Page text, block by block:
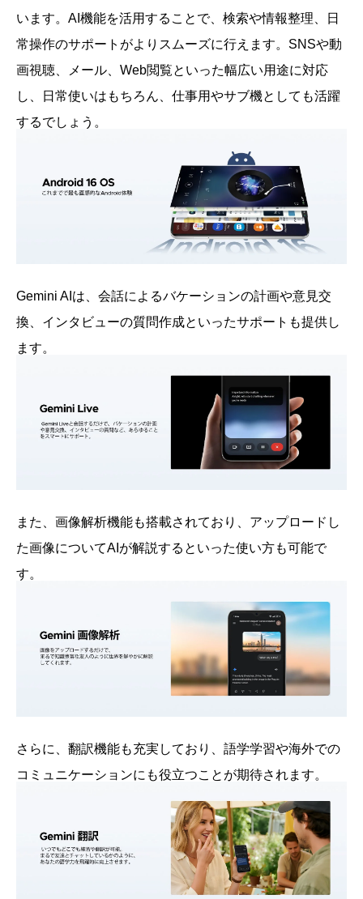
います。AI機能を活用することで、検索や情報整理、日
常操作のサポートがよりスムーズに行えます。SNSや動
画視聴、メール、Web閲覧といった幅広い用途に対応
し、日常使いはもちろん、仕事用やサブ機としても活躍
するでしょう。
Gemini AIは、会話によるバケーションの計画や意見交
換、インタビューの質問作成といったサポートも提供し
ます。
また、画像解析機能も搭載されており、アップロードし
た画像についてAIが解説するといった使い方も可能で
す。
さらに、翻訳機能も充実しており、語学学習や海外での
コミュニケーションにも役立つことが期待されます。